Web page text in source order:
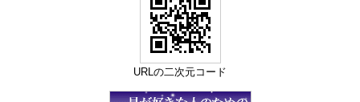
URLの二次元コード